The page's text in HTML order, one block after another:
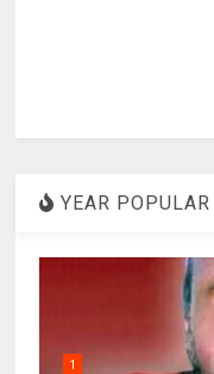
YEAR POPULAR
1